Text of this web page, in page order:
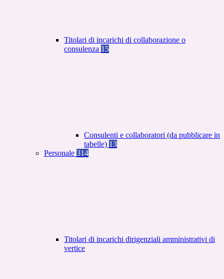
Titolari di incarichi di collaborazione o
consulenza 15
Consulenti e collaboratori (da pubblicare in
tabelle) 13
Personale 314
Titolari di incarichi dirigenziali amministrativi di
vertice